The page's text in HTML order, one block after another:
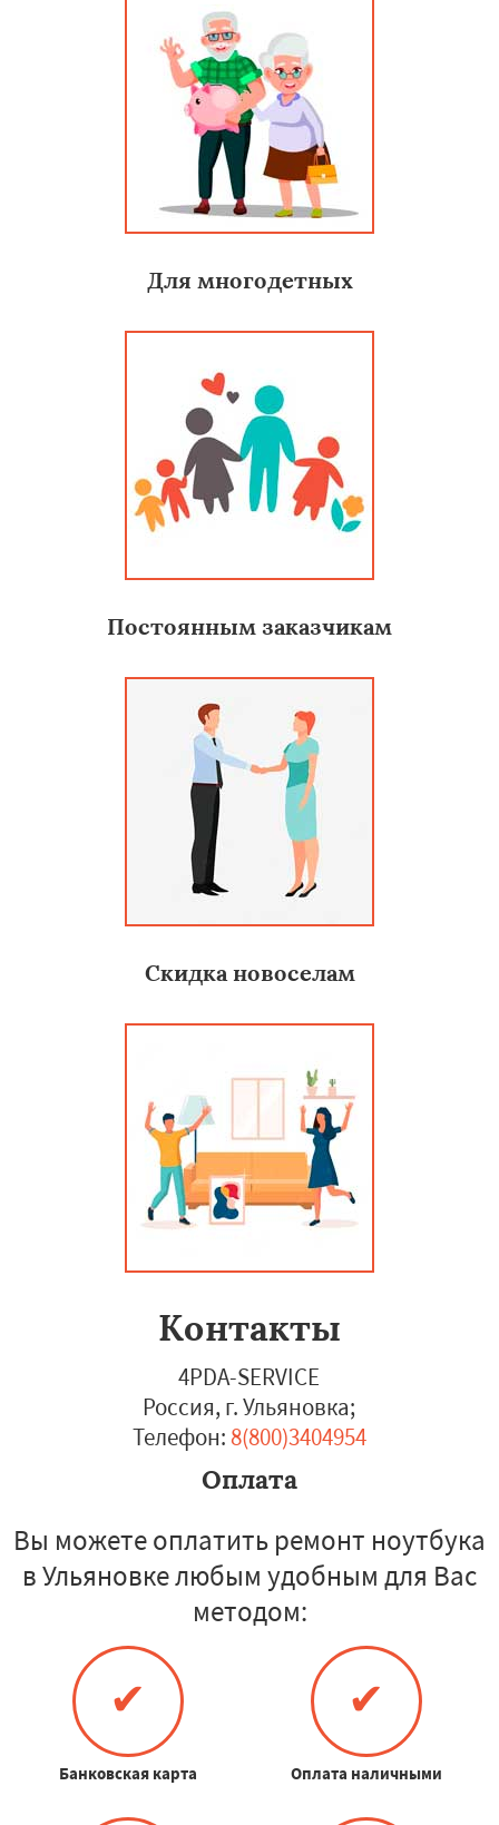
Для многодетных
Постоянным заказчикам
Скидка новоселам
Контакты
4PDA-SERVICE
Россия, г. Ульяновка;
Телефон: 8(800)3404954
Оплата
Вы можете оплатить ремонт ноутбука
в Ульяновке любым удобным для Вас
методом:
✔
Банковская карта
✔
Оплата наличными